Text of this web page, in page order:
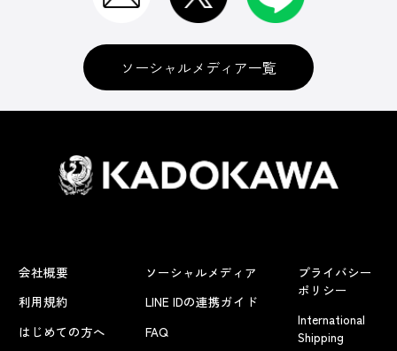
ソーシャルメディア一覧
会社概要
利用規約
はじめての方へ
ソーシャルメディア
LINE IDの連携ガイド
FAQ
プライバシー
ポリシー
International
Shipping